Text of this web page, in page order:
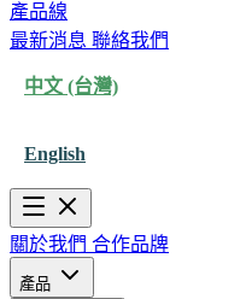
產品線
最新消息 聯絡我們
中文 (台灣)
English
關於我們 合作品牌
產品